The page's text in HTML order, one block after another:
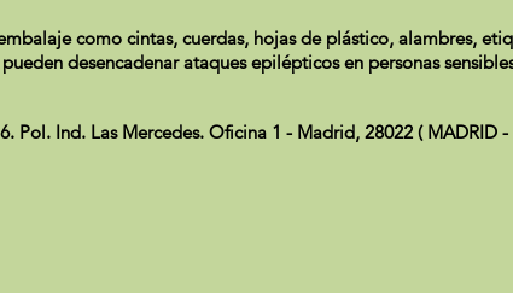
como cintas, cuerdas, hojas de plástico, alambres,
desencadenar ataques epilépticos en personas
Pol. Ind. Las Mercedes. Oficina 1 - Madrid, 28022 ( MADRID -